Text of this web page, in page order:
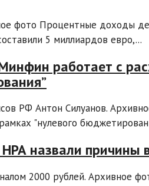
фото Процентные доходы
5 миллиардов евро,...
работает с
РФ Антон Силуанов.
"нулевого
назвали причины
2000 рублей. Архивное